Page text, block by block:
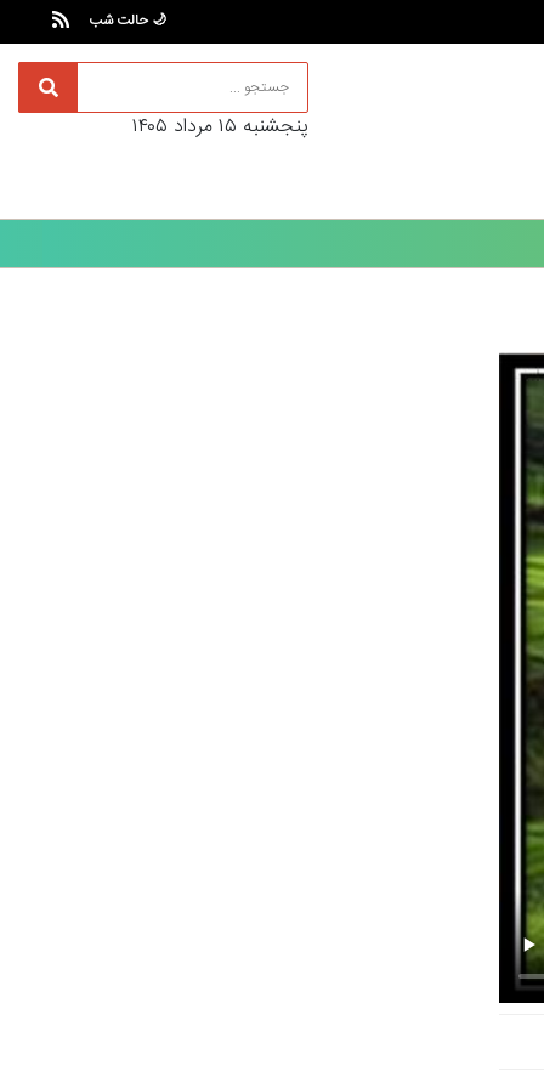
🌙 حالت شب
پنجشنبه ۱۵ مرداد ۱۴۰۵